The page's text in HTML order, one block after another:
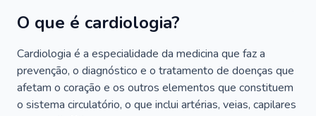
O que é cardiologia?
Cardiologia é a especialidade da medicina que faz a
prevenção, o diagnóstico e o tratamento de doenças que
afetam o coração e os outros elementos que constituem
o sistema circulatório, o que inclui artérias, veias, capilares